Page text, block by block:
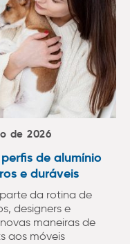
de 2026
de alumínio
e duráveis
da rotina de
designers e
maneiras de
aos móveis